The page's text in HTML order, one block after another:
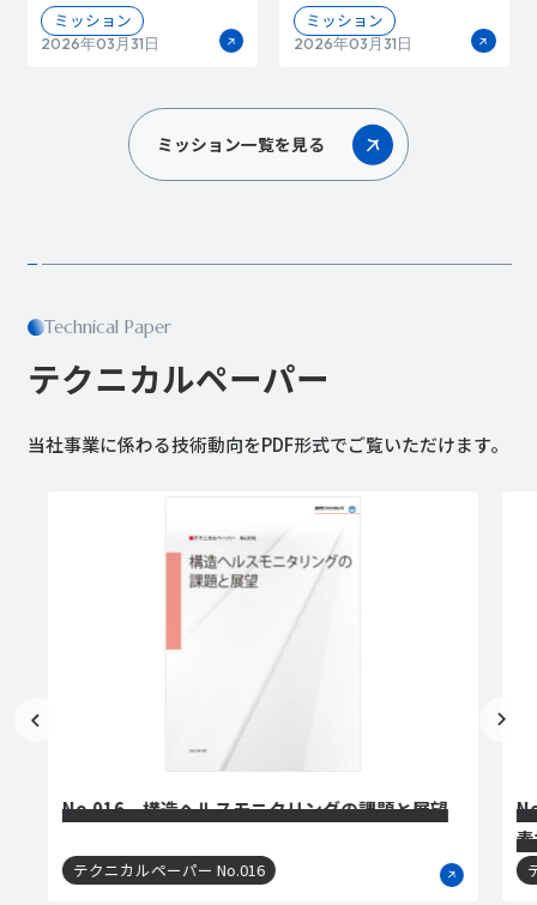
価値を可視化する～
2026年03月31日
ミッション
2026年03月31日
ミッション
ミッション一覧を見る
Technical Paper
テクニカルペーパー
当社事業に係わる技術動向をPDF形式でご覧いただけます。
No.016 構造ヘルスモニタリングの課題と展望
テクニカルペーパー No.016
水